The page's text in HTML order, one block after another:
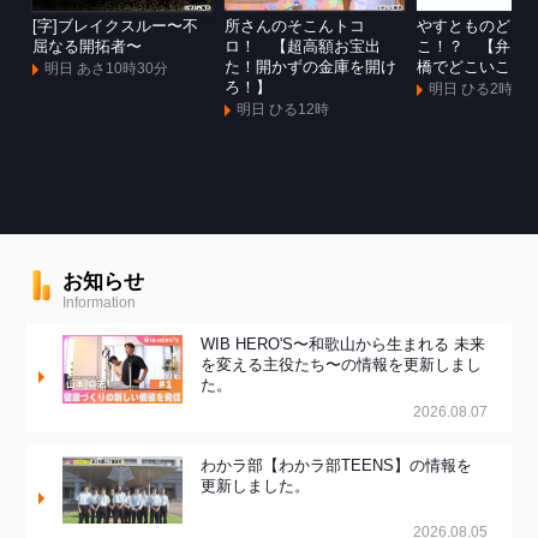
[字]ブレイクスルー〜不
屈なる開拓者〜
明日 あさ10時30分
所さんのそこんトコ
ロ！ 【超高額お宝出
た！開かずの金庫を開け
ろ！】
明日 ひる12時
やすとものどこ
こ！？ 【弁天
橋でどこいこ！
明日 ひる2時
お知らせ
Information
WIB HERO'S〜和歌山から生まれる 未来
を変える主役たち〜の情報を更新しまし
た。
2026.08.07
わかラ部【わかラ部TEENS】の情報を
更新しました。
2026.08.05